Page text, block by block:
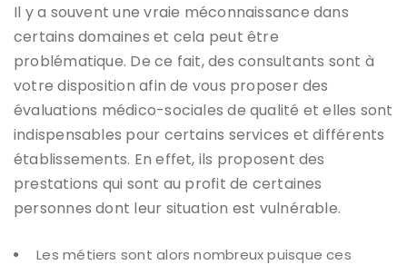
Il y a souvent une vraie méconnaissance dans
certains domaines et cela peut être
problématique. De ce fait, des consultants sont à
votre disposition afin de vous proposer des
évaluations médico-sociales de qualité et elles sont
indispensables pour certains services et différents
établissements. En effet, ils proposent des
prestations qui sont au profit de certaines
personnes dont leur situation est vulnérable.
Les métiers sont alors nombreux puisque ces